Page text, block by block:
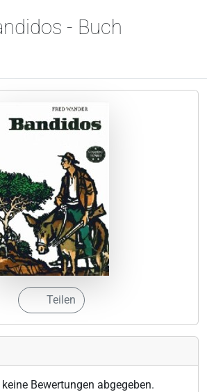
- Buch
Teilen
Bewertungen abgegeben.